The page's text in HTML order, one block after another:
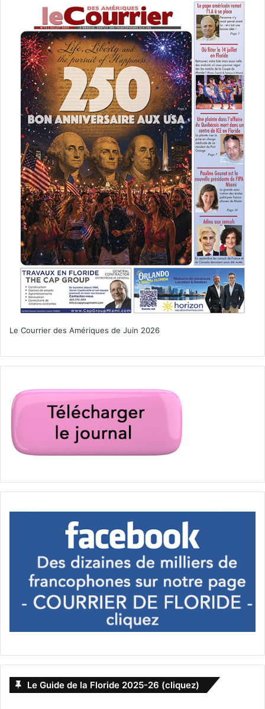
des chefs d’entreprises qui ont dû cesser leurs activités.
Tous ont vu que la Floride s’était aussi bien sortie de la
crise sanitaire, mais sans les contraintes mises en place
au Canada.
4. La Floride : fiscalité
avantageuse et stabilité
économique
Parlons-en, de ce paradis fiscal ! L’un des grands
avantages de la Floride est sans doute safiscalité
attractive. Contrairement à certaines provinces
canadiennes où les impôts peuvent être élevés, la Floride
n’impose pas d’impôt sur le revenu individuel. Cela signifie
que les Canadiens qui s’y installent conservent une plus
grande partie de leurs revenus, un argument de poids
pour les retraités comme pour les entrepreneurs.
De plus, l’économie floridienne est en plein boom, avec
des villes commeMiami ,Orlandoet Tampaqui
l’immobilier, du tourisme, et même de la tech sont en plein
opportunités, qu’ils soient retraités ou en âge de travailler,
investissement à long terme. Sans parler du fait que, sous
les tropiques, la seule chose qui pourrait faire trembler
votre portefeuille, ce sont les rafales d’un ouragan de
temps à autre (mais on y survit, promis).
sur le gain en capital a provoqué une myriade de coups de
(notamment francophones) aux USA. Depuis un an il y a un
grand nombre de migrants pour cette raison-là.
5. Ouragans vs. tempêtes de
neige : le match
Ah, lesouragans . C’est vrai, la Floride a son lot de dangers
naturels, et l’un des plus redoutés est la saison des
qu’entre braver une tempête de neige de janvier àQuébec
Certes, l’un peut arracher votre toit et l’autre peut geler
Le Courrier des Amériques de Juin 2026
Le Guide de la Floride 2025-26 (cliquez)